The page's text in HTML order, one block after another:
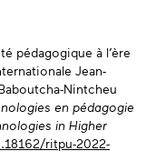
pédagogique à l’ère
Jean-
Nintcheu
en pédagogie
in Higher
ritpu-2022-